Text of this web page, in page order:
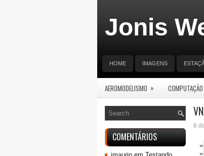
Jonis
HOME IMAGENS
AEROMODELISMO » COMPUTAÇÃO
6
COMENTÁRIOS